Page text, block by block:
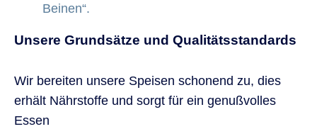
Beinen“.
Unsere Grundsätze und Qualitätsstandards
Wir bereiten unsere Speisen schonend zu, dies
erhält Nährstoffe und sorgt für ein genußvolles
Essen